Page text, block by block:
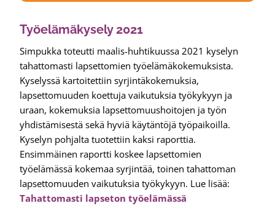
Työelämäkysely 2021
Simpukka toteutti maalis-huhtikuussa 2021 kyselyn
tahattomasti lapsettomien työelämäkokemuksista.
Kyselyssä kartoitettiin syrjintäkokemuksia,
lapsettomuuden koettuja vaikutuksia työkykyyn ja
uraan, kokemuksia lapsettomuushoitojen ja työn
yhdistämisestä sekä hyviä käytäntöjä työpaikoilla.
Kyselyn pohjalta tuotettiin kaksi raporttia.
Ensimmäinen raportti koskee lapsettomien
työelämässä kokemaa syrjintää, toinen tahattoman
lapsettomuuden vaikutuksia työkykyyn. Lue lisää:
Tahattomasti lapseton työelämässä